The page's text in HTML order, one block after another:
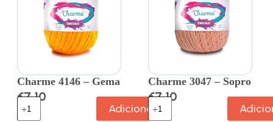
Charme 4146 – Gema
€7.10
Adicionar
Charme 3047 – Sopro
€7.10